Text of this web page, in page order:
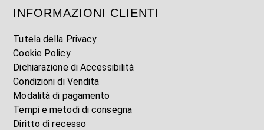
INFORMAZIONI CLIENTI
Tutela della Privacy
Cookie Policy
Dichiarazione di Accessibilità
Condizioni di Vendita
Modalità di pagamento
Tempi e metodi di consegna
Diritto di recesso